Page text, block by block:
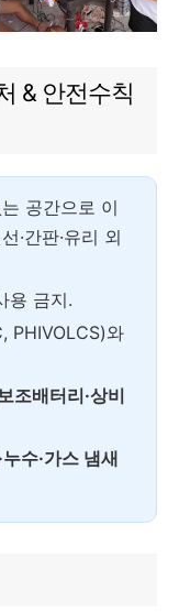
& 안전수칙
공간으로 이
·간판·유리 외
용 금지.
PHIVOLCS)와
조배터리·상비
누수·가스 냄새